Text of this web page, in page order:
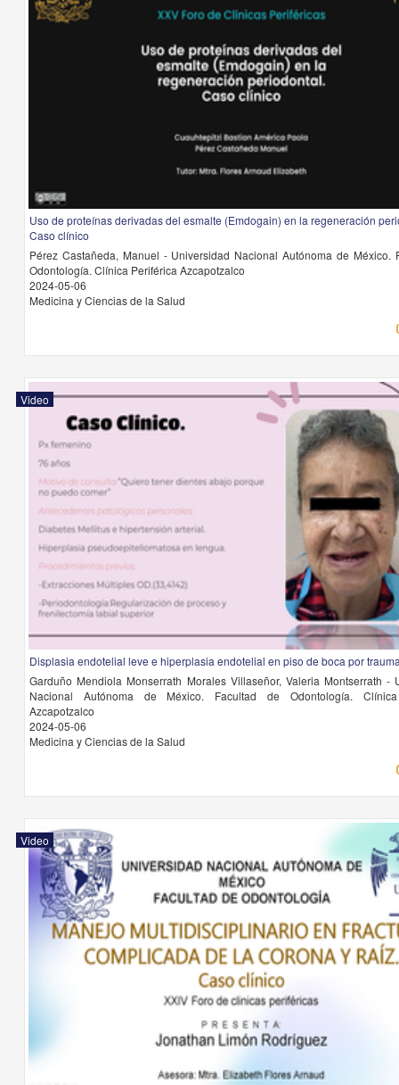
Uso de proteínas derivadas del esmalte (Emdogain) en la regeneración
Caso clínico
Pérez Castañeda, Manuel - Universidad Nacional Autónoma de México.
Odontología. Clínica Periférica Azcapotzalco
2024-05-06
Medicina y Ciencias de la Salud
Video
Displasia endotelial leve e hiperplasia endotelial en piso de boca por
Garduño Mendiola Monserrath Morales Villaseñor, Valeria Montserrath -
Nacional Autónoma de México. Facultad de Odontología.
Azcapotzalco
2024-05-06
Medicina y Ciencias de la Salud
Video